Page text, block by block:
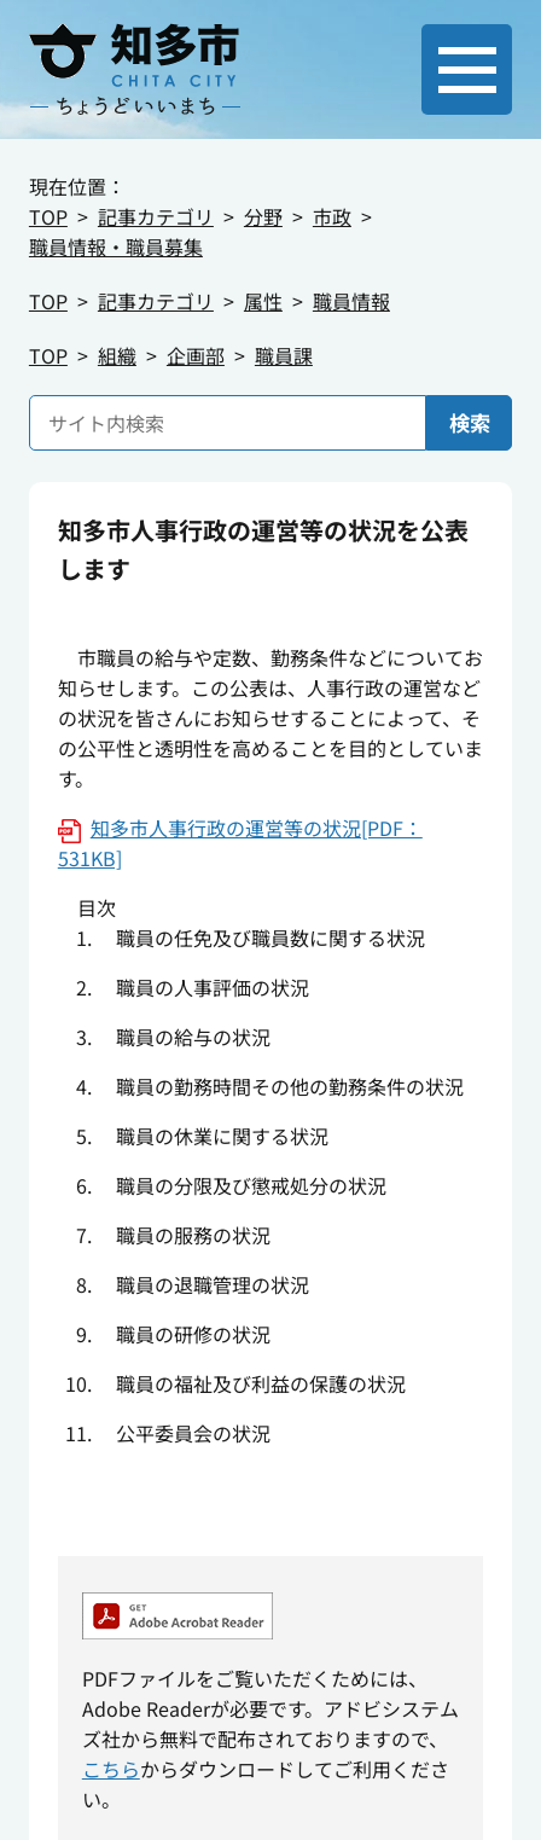
現在位置：
TOP
記事カテゴリ 分野
市政
職員情報・職員募集
TOP
記事カテゴリ 属性
職員情報
TOP
組織 企画部 職員課
検索
知多市人事行政の運営等の状況を公表
します
市職員の給与や定数、勤務条件などについてお
知らせします。この公表は、人事行政の運営など
の状況を皆さんにお知らせすることによって、そ
の公平性と透明性を高めることを目的としていま
す。
知多市人事行政の運営等の状況[PDF：
531KB]
目次
職員の任免及び職員数に関する状況
職員の人事評価の状況
職員の給与の状況
職員の勤務時間その他の勤務条件の状況
職員の休業に関する状況
職員の分限及び懲戒処分の状況
職員の服務の状況
職員の退職管理の状況
職員の研修の状況
職員の福祉及び利益の保護の状況
公平委員会の状況
PDFファイルをご覧いただくためには、
Adobe Readerが必要です。アドビシステム
ズ社から無料で配布されておりますので、
こちらからダウンロードしてご利用くださ
い。